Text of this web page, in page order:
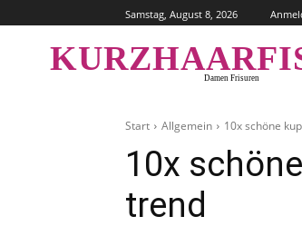
Samstag, August 8, 2026
Damen Frisuren
Start Allgemein 10x schöne
10x
trend